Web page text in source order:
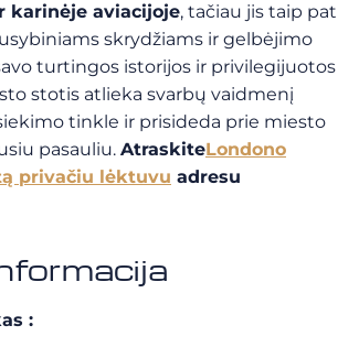
karinėje aviacijoje, tačiau jis taip pat
skrydžiams ir gelbėjimo
turtingos istorijos ir privilegijuotos
stotis atlieka svarbų vaidmenį
tinkle ir prisideda prie miesto
pasauliu. AtraskiteLondono
privačiu lėktuvu adresu
: